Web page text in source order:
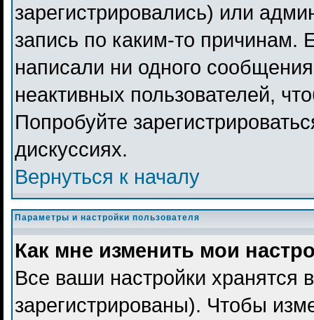
зарегистрировались) или
запись по каким-то причинам.
написали ни одного
неактивных пользователей,
Попробуйте
дискуссиях.
Вернуться к началу
Параметры и настройки пользователя
Как мне изменить мои
Все ваши настройки хранятся
зарегистрированы). Чтобы